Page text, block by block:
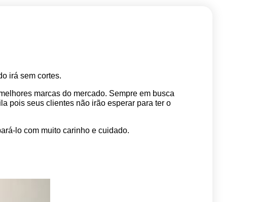
irá sem cortes.
marcas do mercado. Sempre em busca
pois seus clientes não irão esperar para ter o
lo com muito carinho e cuidado.